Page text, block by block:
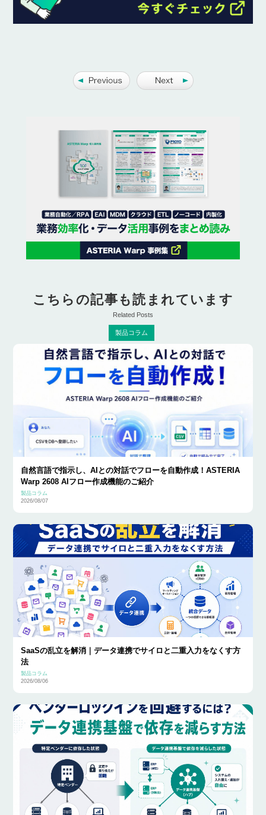
こちらの記事も読まれています
Related Posts
製品コラム
自然言語で指示し、AIとの対話でフローを自動作成！ASTERIA
Warp 2608 AIフロー作成機能のご紹介
製品コラム
2026/08/07
SaaSの乱立を解消｜データ連携でサイロと二重入力をなくす方
法
製品コラム
2026/08/06